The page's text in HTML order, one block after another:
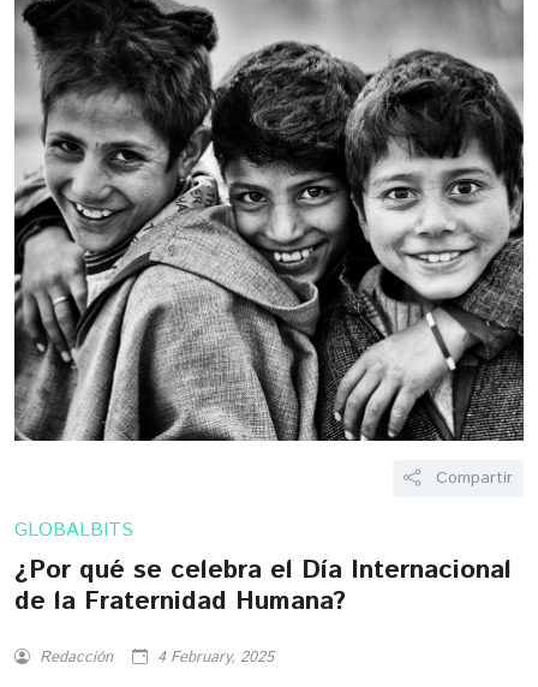
Compartir
GLOBALBITS
¿Por qué se celebra el Día Internacional
de la Fraternidad Humana?
Redacción 4 February, 2025